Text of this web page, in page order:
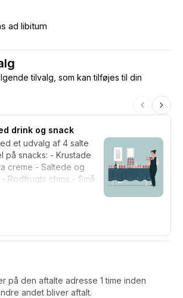
ad libitum
tilvalg, som kan tilføjes til din
drink og snack
et udvalg af 4 salte
på snacks: - Krustade
creme - Saltede og
Rodfrugts chips - Små
løg
på den aftalte adresse 1 time inden
andet bliver aftalt.